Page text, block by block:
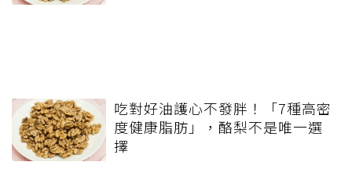
吃對好油護心不發胖！「7種高密
度健康脂肪」，酪梨不是唯一選
擇